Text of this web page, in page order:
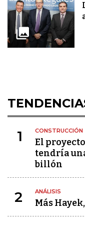
1 CONSTRUCCIÓN
El
tendría
billón
2 ANÁLISIS
Más